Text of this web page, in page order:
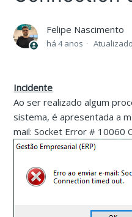
Felipe Nascimento
há 4 anos Atualizado
Incidente
Ao ser realizado algum
sistema, é apresentada a
mail: Socket Error # 10060